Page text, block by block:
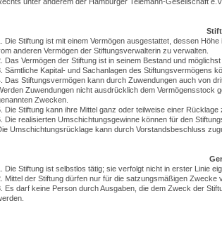
Die Stiftung ist mit einem Vermögen ausgestattet, dessen
anderen Vermögen der Stiftungsverwalterin zu verwalten.
Das Vermögen der Stiftung ist in seinem Bestand und
Sämtliche Kapital- und Sachanlagen des Stiftungsvermögens
Das Stiftungsvermögen kann durch Zuwendungen auch von
Zuwendungen nicht ausdrücklich dem Vermögensstock
Zwecken.
Die Stiftung kann ihre Mittel ganz oder teilweise einer
Die realisierten Umschichtungsgewinne können für den
Umschichtungsrücklage kann durch Vorstandsbeschluss
Die Stiftung ist selbstlos tätig; sie verfolgt nicht in erster Linie
Mittel der Stiftung dürfen nur für die satzungsmäßigen Zwecke
Es darf keine Person durch Ausgaben, die dem Zweck der